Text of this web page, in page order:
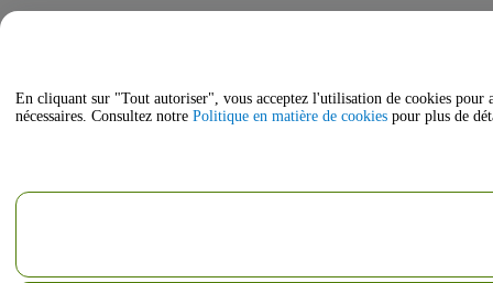
En cliquant sur "Tout autoriser", vous acceptez l'utilisation de cookies
nécessaires. Consultez notre Politique en matière de cookies pour plus de